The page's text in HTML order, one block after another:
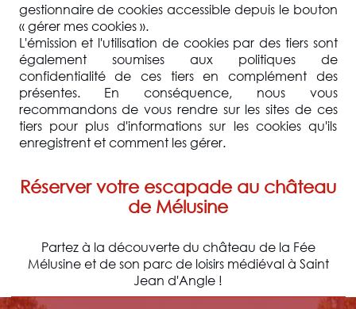
gestionnaire de cookies accessible depuis le bouton
« gérer mes cookies ».
L'émission et l'utilisation de cookies par des tiers sont
également soumises aux politiques de
confidentialité de ces tiers en complément des
présentes. En conséquence, nous vous
recommandons de vous rendre sur les sites de ces
tiers pour plus d'informations sur les cookies qu'ils
enregistrent et comment les gérer.
Réserver votre escapade au château
de Mélusine
Partez à la découverte du château de la Fée
Mélusine et de son parc de loisirs médiéval à Saint
Jean d'Angle !